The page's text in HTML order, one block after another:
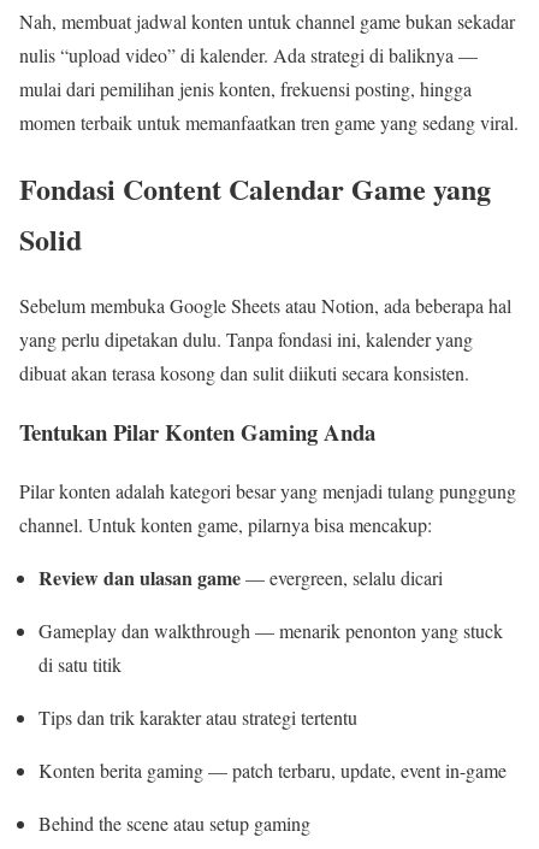
Nah, membuat jadwal konten untuk channel game bukan sekadar
nulis “upload video” di kalender. Ada strategi di baliknya —
mulai dari pemilihan jenis konten, frekuensi posting, hingga
momen terbaik untuk memanfaatkan tren game yang sedang viral.
Fondasi Content Calendar Game yang
Solid
Sebelum membuka Google Sheets atau Notion, ada beberapa hal
yang perlu dipetakan dulu. Tanpa fondasi ini, kalender yang
dibuat akan terasa kosong dan sulit diikuti secara konsisten.
Tentukan Pilar Konten Gaming Anda
Pilar konten adalah kategori besar yang menjadi tulang punggung
channel. Untuk konten game, pilarnya bisa mencakup:
Review dan ulasan game— evergreen, selalu dicari
Gameplay dan walkthrough — menarik penonton yang stuck
di satu titik
Tips dan trik karakter atau strategi tertentu
Konten berita gaming — patch terbaru, update, event in-game
Behind the scene atau setup gaming